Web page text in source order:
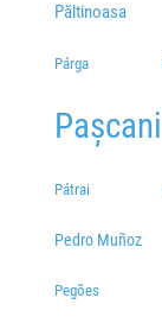
Păltinoasa
Párga
Pașcani
Pátrai
Pedro Muñoz
Pegões